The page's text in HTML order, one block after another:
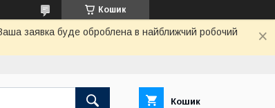
Кошик
заявка буде оброблена в найближчий робочий
Кошик